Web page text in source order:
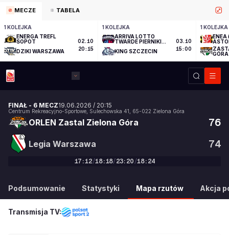
MECZE TABELA
1 KOLEJKA
ENERGA TREFL
SOPOT
DZIKI WARSZAWA
02.10
20:15
1 KOLEJKA
ARRIVA LOTTO
TWARDE PIERNIKI
KING SZCZECIN
03.10
15:00
1 KOLEJKA
ENEA
GÓRA
FINAŁ - 6 MECZ19.06.2026 / 20:15
Centrum Rekreacyjno-Sportowe Sulechowska 41 65-022 Zielona Góra
ORLEN Zastal Zielona Góra
76
74
Legia Warszawa
17 :12/18:18/23: 20 /18: 24
76:74
Podsumowanie Statystyki Mapa rzutów Akcja
Transmisja TV: